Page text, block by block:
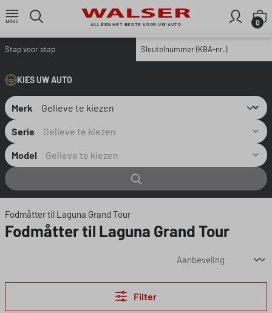
Ga naar de hoofdinhoud
ALLEEN HET BESTE VOOR UW AUTO 0
Stap voor stap Sleutelnummer (KBA-nr.)
KIES UW AUTO
Merk
Serie
Model
Fodmåtter til Laguna Grand Tour
Fodmåtter til Laguna Grand Tour
Filter